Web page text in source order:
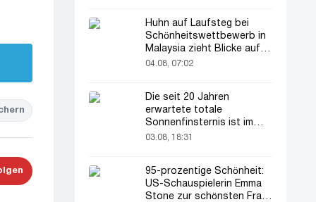
Huhn auf Laufsteg bei
Schönheitswettbewerb in
Malaysia zieht Blicke auf
sich
04.08, 07:02
Die seit 20 Jahren
erwartete totale
Sonnenfinsternis ist im
August zu sehen
03.08, 18:31
95-prozentige Schönheit:
US-Schauspielerin Emma
Stone zur schönsten Frau